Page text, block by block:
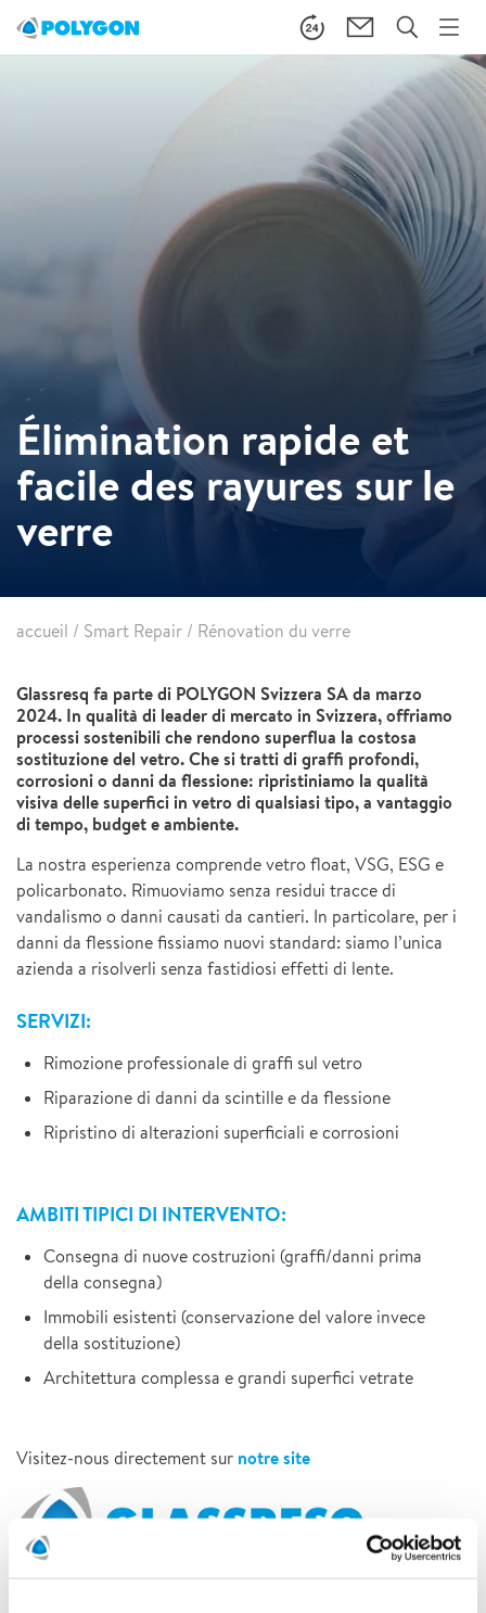
Élimination rapide et
facile des rayures sur le
verre
accueil / Smart Repair / Rénovation du verre
Glassresq fa parte di POLYGON Svizzera SA da marzo
2024. In qualità di leader di mercato in Svizzera, offriamo
processi sostenibili che rendono superflua la costosa
sostituzione del vetro. Che si tratti di graffi profondi,
corrosioni o danni da flessione: ripristiniamo la qualità
visiva delle superfici in vetro di qualsiasi tipo, a vantaggio
di tempo, budget e ambiente.
La nostra esperienza comprende vetro float, VSG, ESG e
policarbonato. Rimuoviamo senza residui tracce di
vandalismo o danni causati da cantieri. In particolare, per i
danni da flessione fissiamo nuovi standard: siamo l’unica
azienda a risolverli senza fastidiosi effetti di lente.
SERVIZI:
Rimozione professionale di graffi sul vetro
Riparazione di danni da scintille e da flessione
Ripristino di alterazioni superficiali e corrosioni
AMBITI TIPICI DI INTERVENTO:
Consegna di nuove costruzioni (graffi/danni prima
della consegna)
Immobili esistenti (conservazione del valore invece
della sostituzione)
Architettura complessa e grandi superfici vetrate
Visitez-nous directement sur notre site